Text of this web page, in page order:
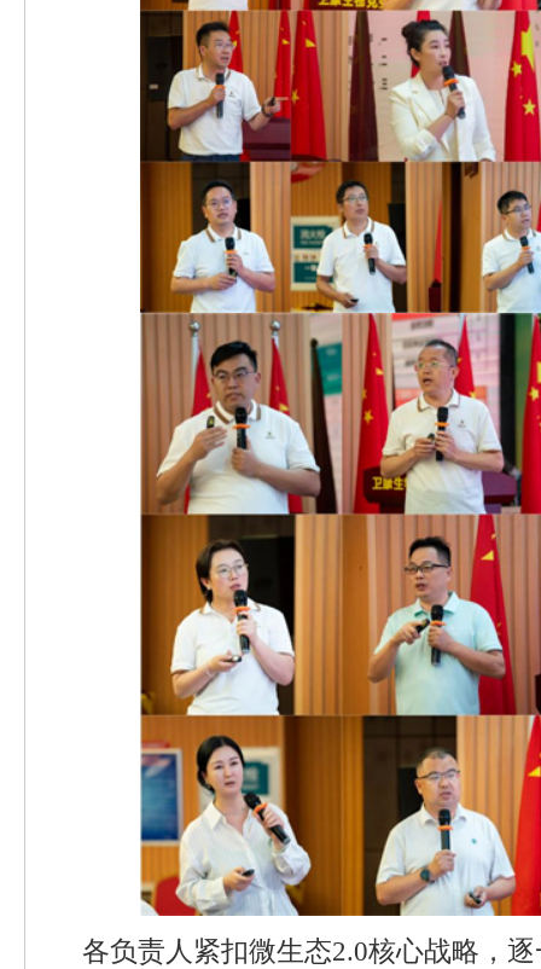
各负责人紧扣微生态2.0核心战略，